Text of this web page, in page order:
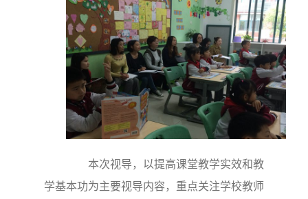
本次视导，以提高课堂教学实效和教
学基本功为主要视导内容，重点关注学校教师